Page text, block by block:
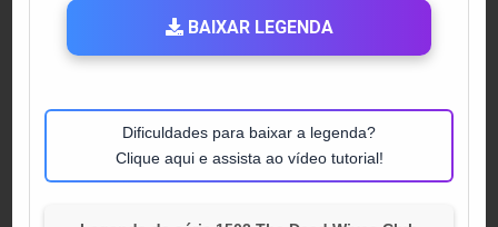
BAIXAR LEGENDA
Dificuldades para baixar a legenda?
Clique aqui e assista ao vídeo tutorial!